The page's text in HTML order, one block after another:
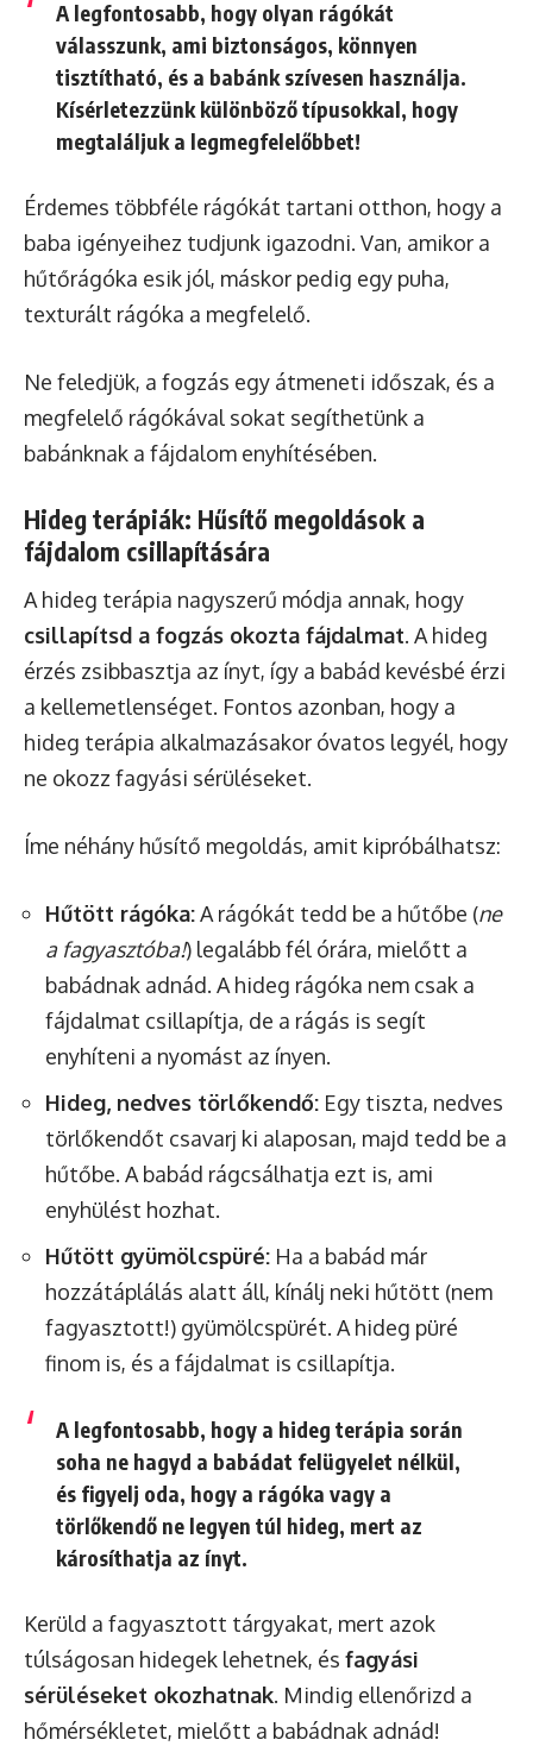
A legfontosabb, hogy olyan rágókát
válasszunk, ami biztonságos, könnyen
tisztítható, és a babánk szívesen használja.
Kísérletezzünk különböző típusokkal, hogy
megtaláljuk a legmegfelelőbbet!
Érdemes többféle rágókát tartani otthon, hogy a
baba igényeihez tudjunk igazodni. Van, amikor a
hűtőrágóka esik jól, máskor pedig egy puha,
texturált rágóka a megfelelő.
Ne feledjük, a fogzás egy átmeneti időszak, és a
megfelelő rágókával sokat segíthetünk a
babánknak a fájdalom enyhítésében.
Hideg terápiák: Hűsítő megoldások a
fájdalom csillapítására
A hideg terápia nagyszerű módja annak, hogy
csillapítsd a fogzás okozta fájdalmat. A hideg
érzés zsibbasztja az ínyt, így a babád kevésbé érzi
a kellemetlenséget. Fontos azonban, hogy a
hideg terápia alkalmazásakor óvatos legyél, hogy
ne okozz fagyási sérüléseket.
Íme néhány hűsítő megoldás, amit kipróbálhatsz:
Hűtött rágóka:A rágókát tedd be a hűtőbe (ne
a fagyasztóba!) legalább fél órára, mielőtt a
babádnak adnád. A hideg rágóka nem csak a
fájdalmat csillapítja, de a rágás is segít
enyhíteni a nyomást az ínyen.
Hideg, nedves törlőkendő: Egy tiszta, nedves
törlőkendőt csavarj ki alaposan, majd tedd be a
hűtőbe. A babád rágcsálhatja ezt is, ami
enyhülést hozhat.
Hűtött gyümölcspüré: Ha a babád már
hozzátáplálás alatt áll, kínálj neki hűtött (nem
fagyasztott!) gyümölcspürét. A hideg püré
finom is, és a fájdalmat is csillapítja.
A legfontosabb, hogy a hideg terápia során
soha ne hagyd a babádat felügyelet nélkül,
és figyelj oda, hogy a rágóka vagy a
törlőkendő ne legyen túl hideg, mert az
károsíthatja az ínyt.
Kerüld a fagyasztott tárgyakat, mert azok
túlságosan hidegek lehetnek, és fagyási
sérüléseket okozhatnak. Mindig ellenőrizd a
hőmérsékletet, mielőtt a babádnak adnád!